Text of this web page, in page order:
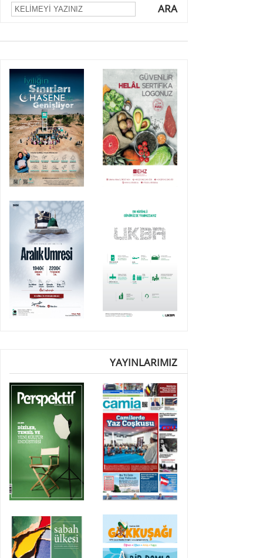
ARA
YAYINLARIMIZ